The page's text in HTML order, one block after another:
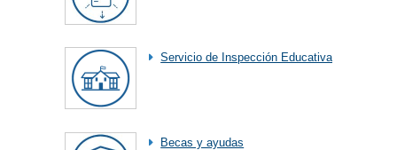
Servicio de Inspección Educativa
Becas y ayudas